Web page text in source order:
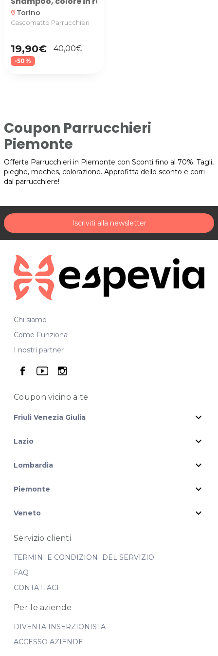
location_on Torino
Cascomatto Parrucchieri
19,90€ 40,00€
-50%
Coupon Parrucchieri
Piemonte
Offerte Parrucchieri in Piemonte con Sconti fino al 70%. Tagli,
pieghe, meches, colorazione. Approfitta dello sconto e corri
dal parrucchiere!
Iscriviti alla newsletter
Chi siamo
Come Funziona
I nostri partner
seguici su facebook
seguici su youtube
seguici su instagram
Coupon vicinoa te
Friuli Venezia Giulia expand_more
Lazio expand_more
Lombardia expand_more
Piemonte expand_more
Veneto expand_more
Servizio clienti
TERMINI E CONDIZIONI DEL SERVIZIO
FAQ
CONTATTACI
Per le aziende
DIVENTA INSERZIONISTA
ACCESSO AZIENDE